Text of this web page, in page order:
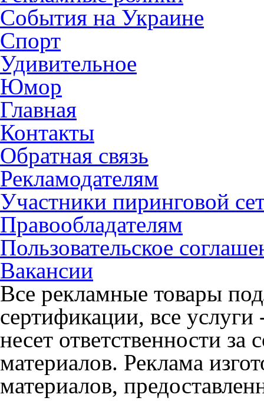
События на Украине
Спорт
Удивительное
Юмор
Главная
Контакты
Обратная связь
Рекламодателям
Участники пиринговой
Правообладателям
Пользовательское
Вакансии
Все рекламные товары
сертификации, все
несет ответственности
материалов. Реклама
материалов,